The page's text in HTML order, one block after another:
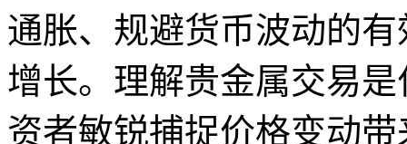
通胀、规避货币波动的
增长。理解贵金属交易
资者敏锐捕捉价格变动